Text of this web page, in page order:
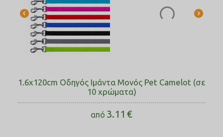
1.6x120cm Οδηγός Ιμάντα Μονός Pet Camelot (σε
10 χρώματα)
από 3.11 €